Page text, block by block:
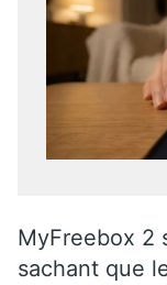
MyFreebox 2
sachant que